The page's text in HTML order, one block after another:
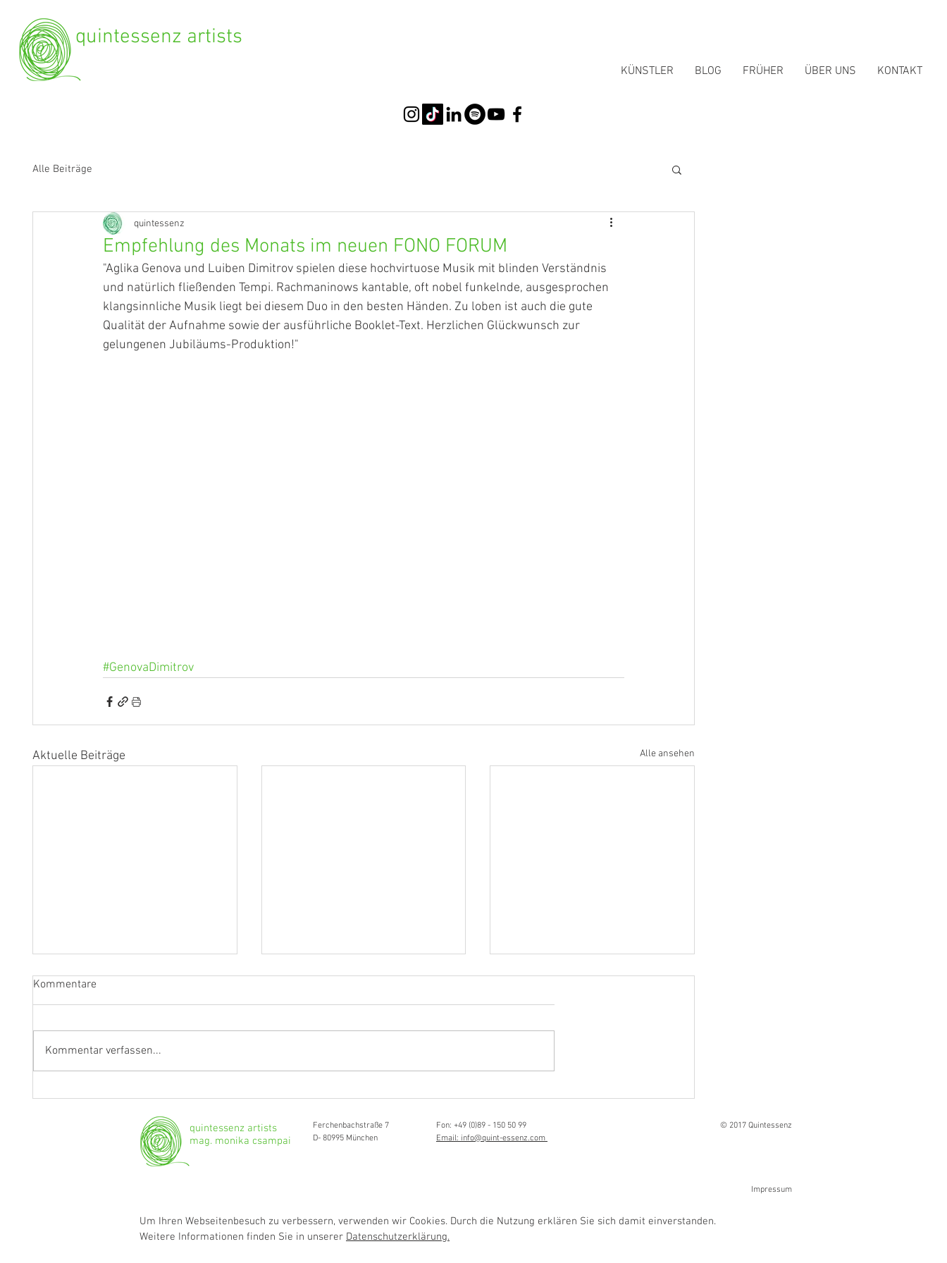
quintessenz artists
KÜNSTLER BLOG FRÜHER ÜBER UNS KONTAKT
Alle Beiträge
Empfehlung des Monats im neuen FONO FORUM
quintessenz
"Aglika Genova und Luiben Dimitrov spielen diese hochvirtuose Musik mit blinden Verständnis
und natürlich fließenden Tempi. Rachmaninows kantable, oft nobel funkelnde, ausgesprochen
klangsinnliche Musik liegt bei diesem Duo in den besten Händen. Zu loben ist auch die gute
Qualität der Aufnahme sowie der ausführliche Booklet-Text. Herzlichen Glückwunsch zur
gelungenen Jubiläums-Produktion!"
#GenovaDimitrov
Aktuelle Beiträge Alle ansehen
Kommentare
Kommentar verfassen...
quintessenz artists
mag. monika csampai
Ferchenbachstraße 7
D- 80995 München
Fon: +49 (0)89 - 150 50 99
Email: info@quint-essenz.com
© 2017 Quintessenz
Impressum
Um Ihren Webseitenbesuch zu verbessern, verwenden wir Cookies. Durch die Nutzung erklären Sie sich damit einverstanden.
Weitere Informationen finden Sie in unserer Datenschutzerklärung.